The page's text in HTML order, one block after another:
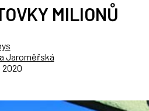
MILIONŮ
Jaroměřská
2020